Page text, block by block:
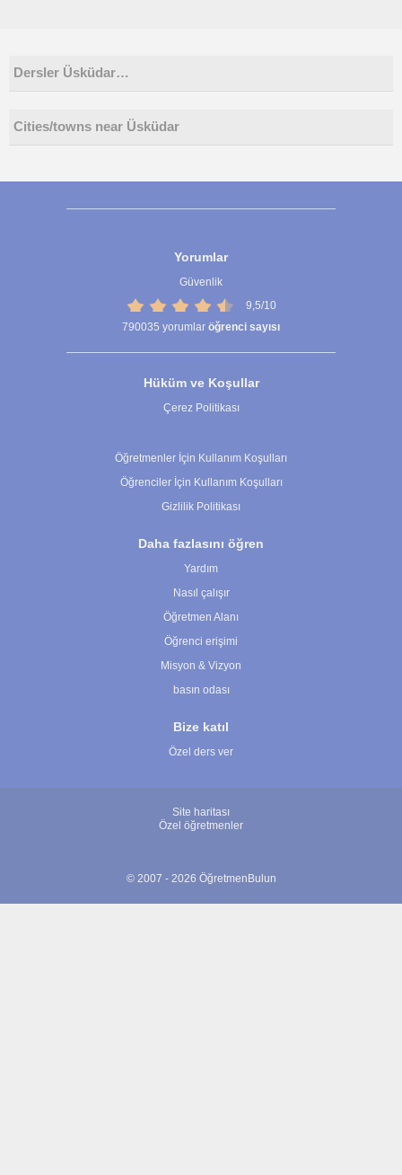
Dersler Üsküdar…
Cities/towns near Üsküdar
Yorumlar
Güvenlik
9,5/10
790035 yorumlar öğrenci sayısı
Hüküm ve Koşullar
Çerez Politikası
Öğretmenler İçin Kullanım Koşulları
Öğrenciler İçin Kullanım Koşulları
Gizlilik Politikası
Daha fazlasını öğren
Yardım
Nasıl çalışır
Öğretmen Alanı
Öğrenci erişimi
Misyon & Vizyon
basın odası
Bize katıl
Özel ders ver
Site haritası
Özel öğretmenler
© 2007 - 2026 ÖğretmenBulun